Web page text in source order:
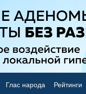
Глас народа Рейтинги